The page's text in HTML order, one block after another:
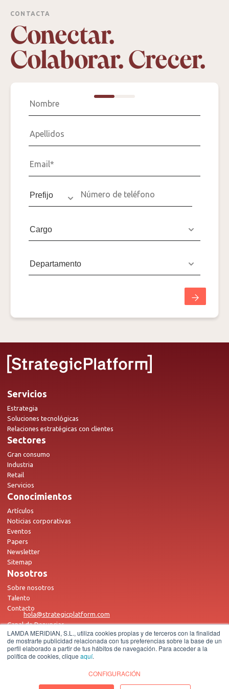
LAMDA MERIDIAN, S.L., utiliza cookies propias y de terceros con la finalidad
de mostrarte publicidad relacionada con tus preferencias sobre la base de un
perfil elaborado a partir de tus hábitos de navegación. Para acceder a la
política de cookies, clique aquí.
CONFIGURACIÓN
CONTACTA
Conectar.
Colaborar. Crecer.
Servicios
Estrategia
Soluciones tecnológicas
Relaciones estratégicas con clientes
Sectores
Gran consumo
Industria
Retail
Servicios
Conocimientos
Artículos
Noticias corporativas
Eventos
Papers
Newsletter
Sitemap
Nosotros
Sobre nosotros
Talento
Contacto
hola@strategicplatform.com
Canal de Denuncias